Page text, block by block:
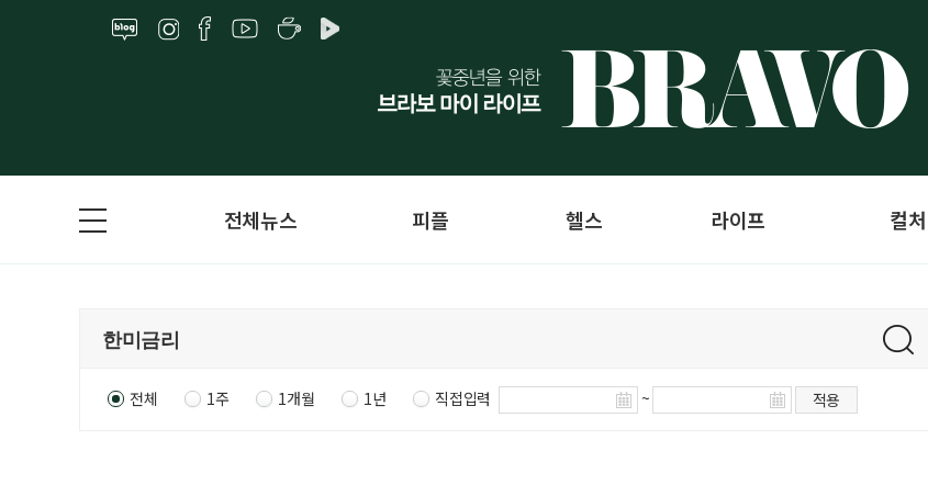
전체뉴스 피플 헬스 라이프 컬처
전체 1주 1개월 1년 직접입력 ~ 적용